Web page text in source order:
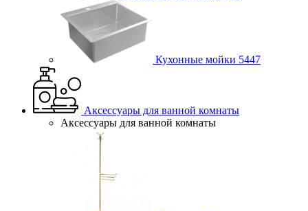
Кухонные мойки 5447
Аксессуары для ванной комнаты
Аксессуары для ванной комнаты